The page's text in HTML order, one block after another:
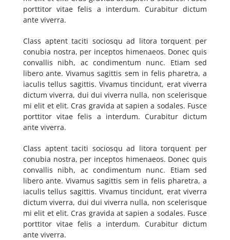
porttitor vitae felis a interdum. Curabitur dictum
ante viverra.
Class aptent taciti sociosqu ad litora torquent per
conubia nostra, per inceptos himenaeos. Donec quis
convallis nibh, ac condimentum nunc. Etiam sed
libero ante. Vivamus sagittis sem in felis pharetra, a
iaculis tellus sagittis. Vivamus tincidunt, erat viverra
dictum viverra, dui dui viverra nulla, non scelerisque
mi elit et elit. Cras gravida at sapien a sodales. Fusce
porttitor vitae felis a interdum. Curabitur dictum
ante viverra.
Class aptent taciti sociosqu ad litora torquent per
conubia nostra, per inceptos himenaeos. Donec quis
convallis nibh, ac condimentum nunc. Etiam sed
libero ante. Vivamus sagittis sem in felis pharetra, a
iaculis tellus sagittis. Vivamus tincidunt, erat viverra
dictum viverra, dui dui viverra nulla, non scelerisque
mi elit et elit. Cras gravida at sapien a sodales. Fusce
porttitor vitae felis a interdum. Curabitur dictum
ante viverra.